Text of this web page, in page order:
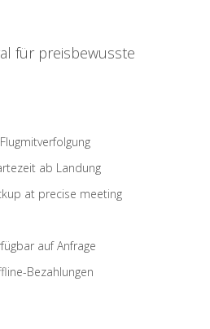
für preisbewusste
ab Landung
at precise meeting
auf Anfrage
Bezahlungen